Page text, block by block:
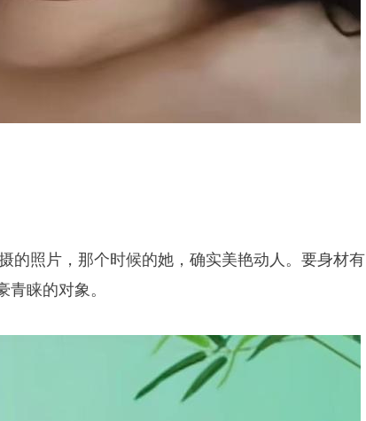
的照片，那个时候的她，确实美艳动人。要身材有
睐的对象。